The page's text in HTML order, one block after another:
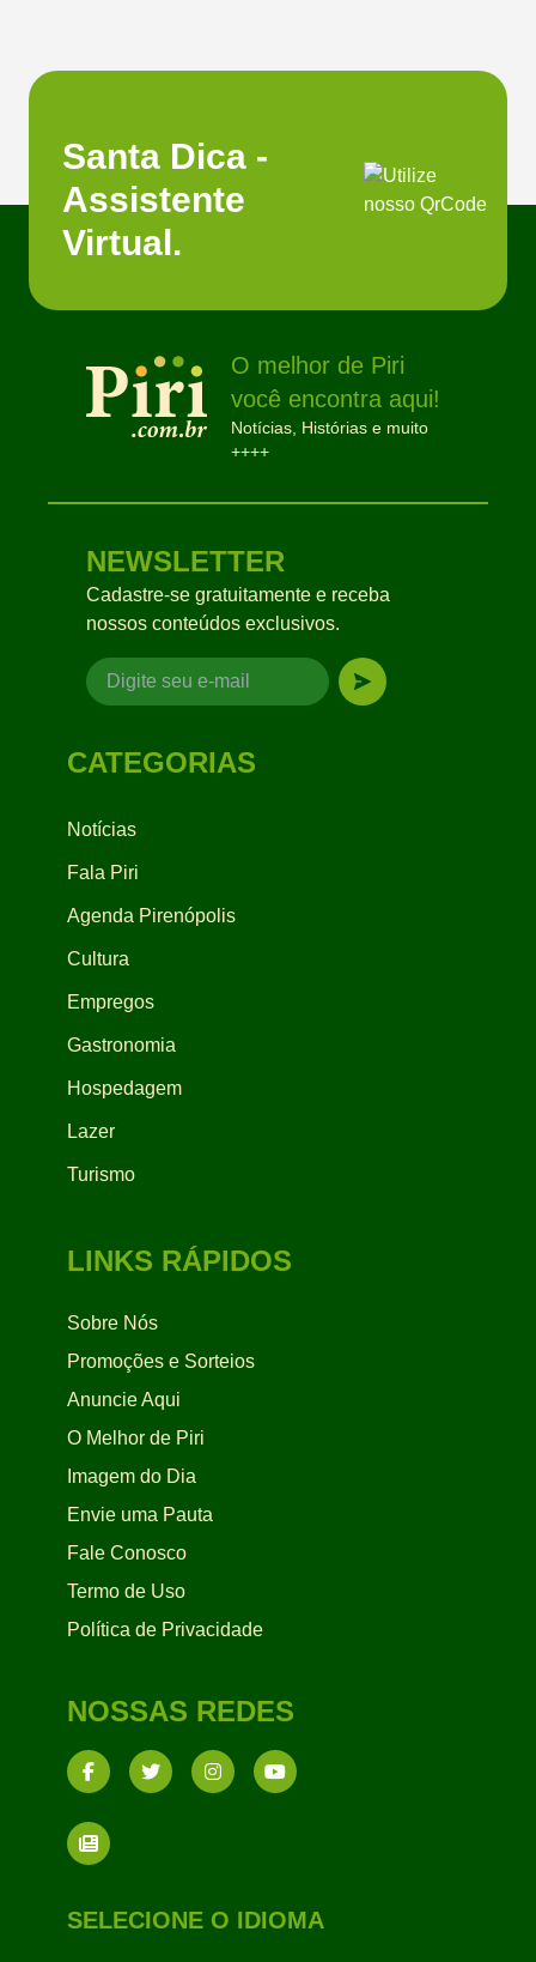
Santa Dica -
Assistente
Virtual.
O melhor de Piri
você encontra aqui!
Notícias, Histórias e muito
++++
NEWSLETTER
Cadastre-se gratuitamente e receba
nossos conteúdos exclusivos.
CATEGORIAS
Notícias
Fala Piri
Agenda Pirenópolis
Cultura
Empregos
Gastronomia
Hospedagem
Lazer
Turismo
LINKS RÁPIDOS
Sobre Nós
Promoções e Sorteios
Anuncie Aqui
O Melhor de Piri
Imagem do Dia
Envie uma Pauta
Fale Conosco
Termo de Uso
Política de Privacidade
NOSSAS REDES
SELECIONE O IDIOMA